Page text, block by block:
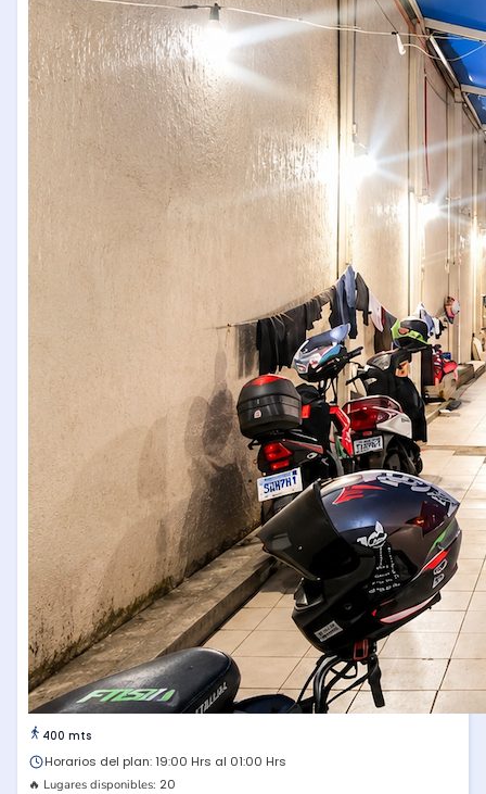
400 mts
Horarios del plan: 19:00 Hrs al 01:00 Hrs
🔥 Lugares disponibles: 20